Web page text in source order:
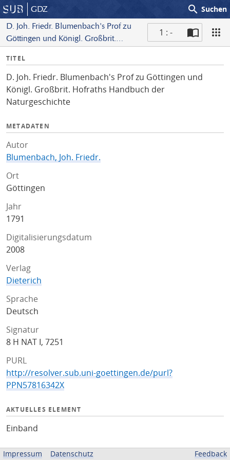
GDZ search Suchen
D. Joh. Friedr. Blumenbach's Prof zu
Göttingen und Königl. Großbrit.
Naturgeschichte
1 : -
I
f
o
TITEL
D. Joh. Friedr. Blumenbach's Prof zu Göttingen und
Königl. Großbrit. Hofraths Handbuch der
Naturgeschichte
METADATEN
Autor
Blumenbach, Joh. Friedr.
Ort
Göttingen
Jahr
1791
Digitalisierungsdatum
2008
Verlag
Dieterich
Sprache
Deutsch
Signatur
8 H NAT I, 7251
PURL
http://resolver.sub.uni-goettingen.de/purl?
PPN57816342X
AKTUELLES ELEMENT
Einband
LIZENZ
Impressum Datenschutz Feedback